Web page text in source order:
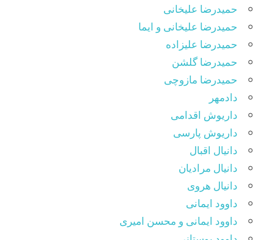
حمیدرضا علیخانی
حمیدرضا علیخانی و ایما
حمیدرضا علیزاده
حمیدرضا گلشن
حمیدرضا مازوچی
دادمهر
داریوش اقدامی
داریوش پارسی
دانیال اقبال
دانیال مرادیان
دانیال هروی
داوود ایمانی
داوود ایمانی و محسن امیری